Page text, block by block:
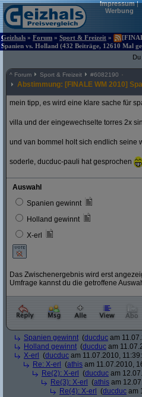
Impressum|
Werbung
Geizhals » Forum » Sport & Freizeit »
Spanien vs. Holland (432 Beiträge, 12610 Mal
^ Forum Sport & Freizeit #6082190
Abstimmung: [FINALE WM 2010]
mein tipp, es wird eine klare sache für
villa und der eingewechselte torres 2x
und van bommel holt sich endlich seine
soderle, ducduc-pauli hat gesprochen
Auswahl
Spanien gewinnt
Holland gewinnt
X-erl
Das Zwischenergebnis wird erst
Umfrage kannst du die getroffene
Spanien gewinnt (ducduc am
Holland gewinnt (ducduc am
X-erl
(ducduc am 11.07.2010,
Re: X-erl
(athis am 11.07.2010,
Re(2): X-erl
(ducduc am
Re(3): X-erl
(athis am
Re(4): X-erl
(ducduc am